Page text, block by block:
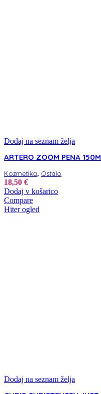
Dodaj na seznam želja
ARTERO ZOOM PENA
Kozmetika, Ostalo
18,50 €
Dodaj v košarico
Compare
Hiter ogled
Dodaj na seznam želja